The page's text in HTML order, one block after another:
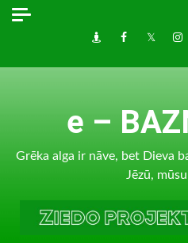
Skip
DraugiemFacebook
Twitter
e –
Grēka alga ir nāve, bet Dieva
Jēzū,